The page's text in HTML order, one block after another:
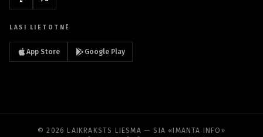
LASI LIETOTNĒ
App Store Google Play
© 2026 LAIKRAKSTS LIESMA — SIA «IMANTA INFO»